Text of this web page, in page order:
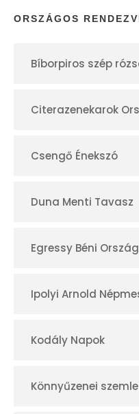
p
r
ORSZÁGOS
Bíborpiros szép
Citerazenekarok
Csengő Énekszó
Duna Menti Tavasz
Egressy Béni
Ipolyi Arnold
Kodály Napok
Könnyűzenei szemle